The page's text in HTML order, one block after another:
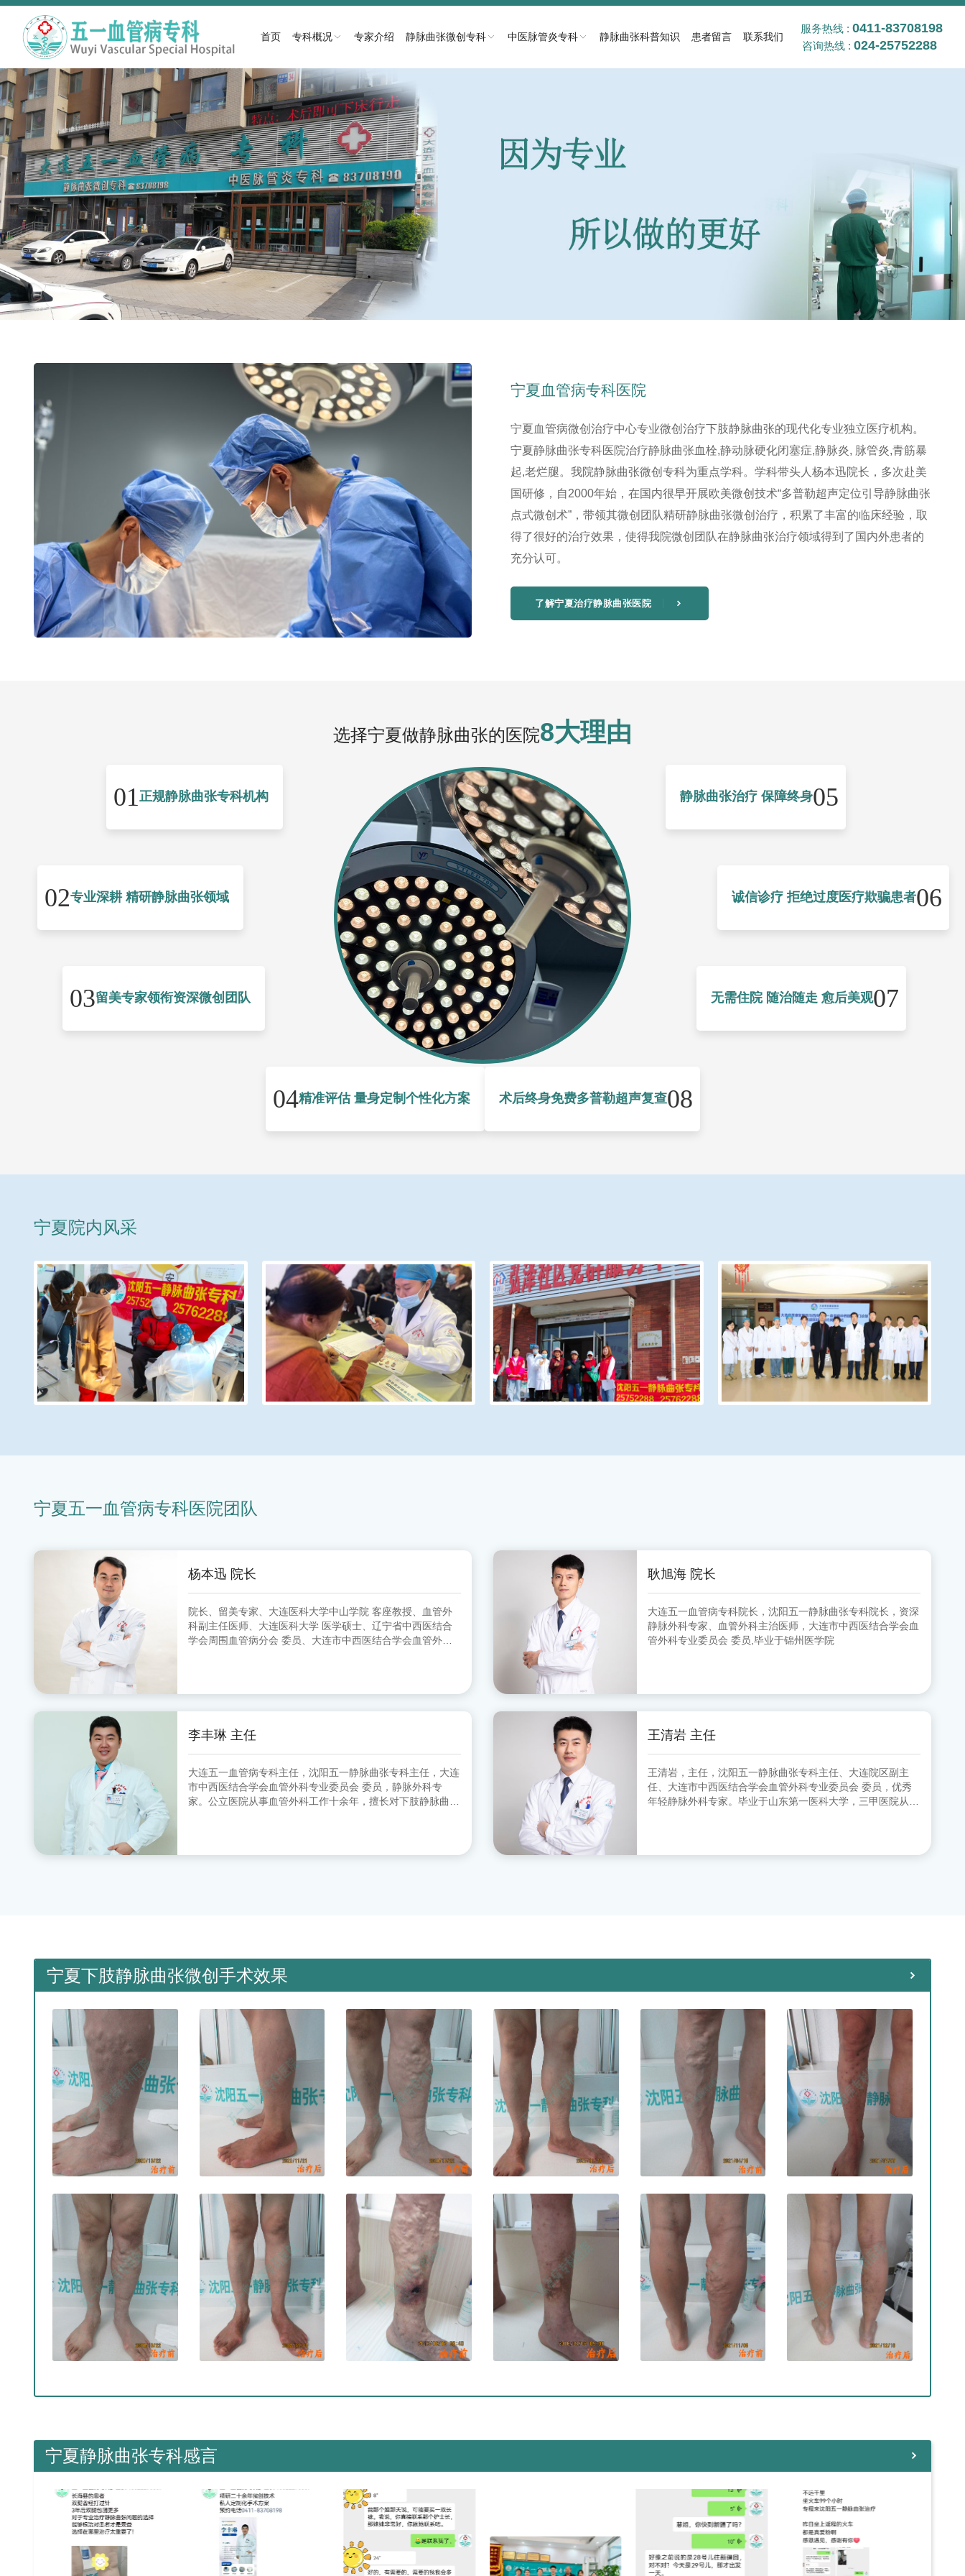
首页 专科概况 专家介绍 静脉曲张微创专科 中医脉管炎专科 静脉曲张科普知识 患者留言 联系我们
服务热线 : 0411-83708198
咨询热线 : 024-25752288
宁夏血管病专科医院
宁夏血管病微创治疗中心专业微创治疗下肢静脉曲张的现代化专业独立医疗机构。
宁夏静脉曲张专科医院治疗静脉曲张血栓,静动脉硬化闭塞症,静脉炎, 脉管炎,青筋暴
起,老烂腿。我院静脉曲张微创专科为重点学科。学科带头人杨本迅院长，多次赴美
国研修，自2000年始，在国内很早开展欧美微创技术“多普勒超声定位引导静脉曲张
点式微创术”，带领其微创团队精研静脉曲张微创治疗，积累了丰富的临床经验，取
得了很好的治疗效果，使得我院微创团队在静脉曲张治疗领域得到了国内外患者的
充分认可。
了解宁夏治疗静脉曲张医院
选择宁夏做静脉曲张的医院8大理由
01 正规静脉曲张专科机构
02专业深耕 精研静脉曲张领域
03留美专家领衔资深微创团队
05
静脉曲张治疗 保障终身
06
诚信诊疗 拒绝过度医疗欺骗患者
07
无需住院 随治随走 愈后美观
04精准评估 量身定制个性化方案 08
术后终身免费多普勒超声复查
宁夏院内风采
宁夏五一血管病专科医院团队
杨本迅 院长
院长、留美专家、大连医科大学中山学院 客座教授、血管外
科副主任医师、大连医科大学 医学硕士、辽宁省中西医结合
学会周围血管病分会 委员、大连市中西医结合学会血管外科
耿旭海 院长
大连五一血管病专科院长，沈阳五一静脉曲张专科院长，资深
静脉外科专家、血管外科主治医师，大连市中西医结合学会血
管外科专业委员会 委员,毕业于锦州医学院
李丰琳 主任
大连五一血管病专科主任，沈阳五一静脉曲张专科主任，大连
市中西医结合学会血管外科专业委员会 委员，静脉外科专
家。公立医院从事血管外科工作十余年，擅长对下肢静脉曲张
王清岩 主任
王清岩，主任，沈阳五一静脉曲张专科主任、大连院区副主
任、大连市中西医结合学会血管外科专业委员会 委员，优秀
年轻静脉外科专家。毕业于山东第一医科大学，三甲医院从事
宁夏下肢静脉曲张微创手术效果
宁夏静脉曲张专科感言